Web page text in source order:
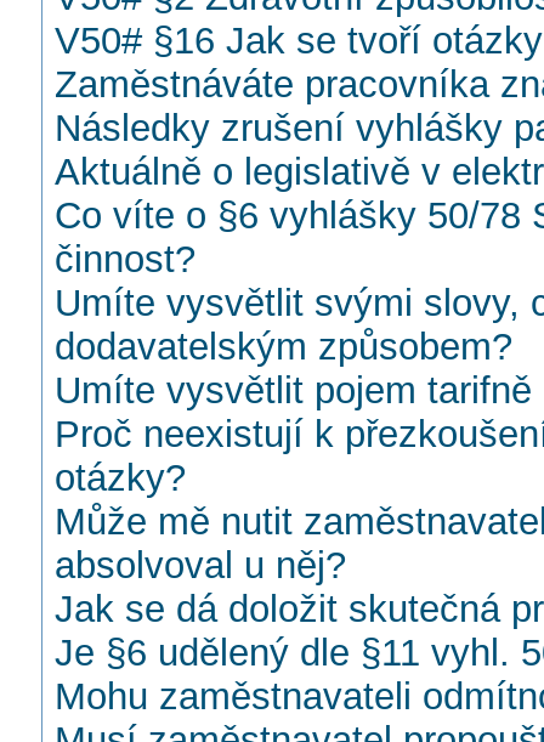
V50# §16 Jak se tvoří
Zaměstnáváte pracovníka
Následky zrušení vyhlášky
Aktuálně o legislativě v
Co víte o §6 vyhlášky 50/78
činnost?
Umíte vysvětlit svými slovy,
dodavatelským způsobem?
Umíte vysvětlit pojem
Proč neexistují k
otázky?
Může mě nutit
absolvoval u něj?
Jak se dá doložit skutečná
Je §6 udělený dle §11 vyhl.
Mohu zaměstnavateli